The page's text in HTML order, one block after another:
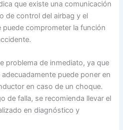
que existe una comunicación
de control del airbag y el
comprometer la función
problema de inmediato, ya que
puede poner en
en caso de un choque.
de falla, se recomienda llevar el
en diagnóstico y